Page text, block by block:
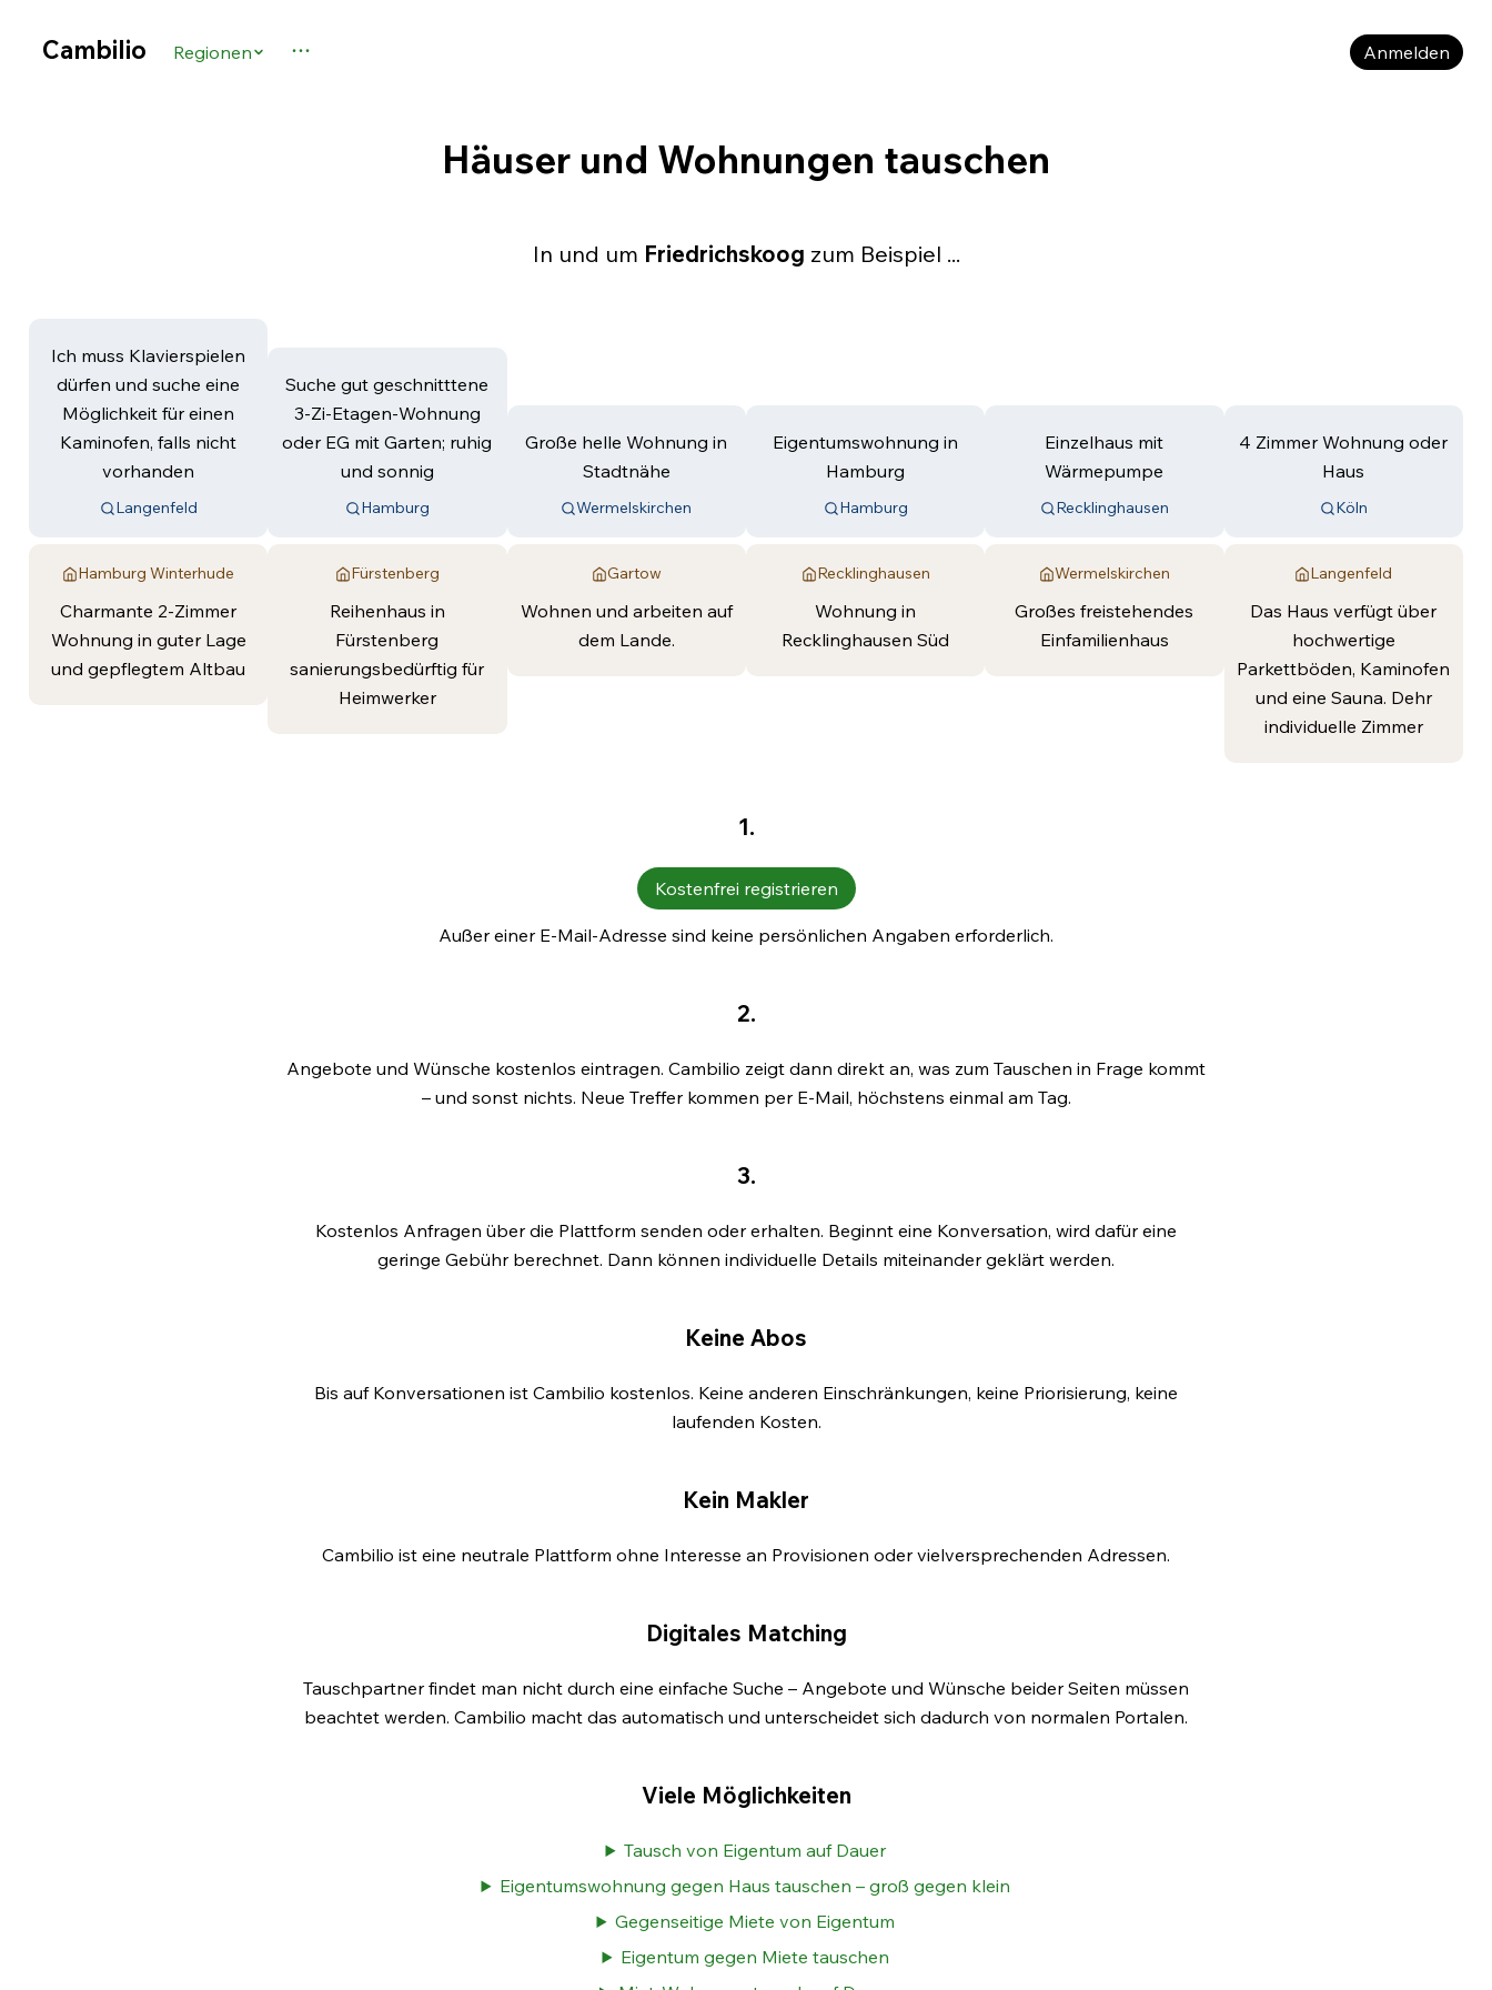
Cambilio Regionen Anmelden
Häuser und Wohnungen tauschen
In und um Friedrichskoog zum Beispiel ...
Ich muss Klavierspielen
dürfen und suche eine
Möglichkeit für einen
Kaminofen, falls nicht
vorhanden
Langenfeld
Suche gut geschnitttene
3-Zi-Etagen-Wohnung
oder EG mit Garten; ruhig
und sonnig
Hamburg
Große helle Wohnung in
Stadtnähe
Wermelskirchen
Eigentumswohnung in
Hamburg
Hamburg
Einzelhaus mit
Wärmepumpe
Recklinghausen
4 Zimmer Wohnung oder
Haus
Köln
Hamburg Winterhude
Charmante 2-Zimmer
Wohnung in guter Lage
und gepflegtem Altbau
Fürstenberg
Reihenhaus in
Fürstenberg
sanierungsbedürftig für
Heimwerker
Gartow
Wohnen und arbeiten auf
dem Lande.
Recklinghausen
Wohnung in
Recklinghausen Süd
Wermelskirchen
Großes freistehendes
Einfamilienhaus
Langenfeld
Das Haus verfügt über
hochwertige
Parkettböden, Kaminofen
und eine Sauna. Dehr
individuelle Zimmer
1.
Kostenfrei registrieren
Außer einer E-Mail-Adresse sind keine persönlichen Angaben erforderlich.
2.
Angebote und Wünsche kostenlos eintragen. Cambilio zeigt dann direkt an, was zum Tauschen in Frage kommt
– und sonst nichts. Neue Treffer kommen per E-Mail, höchstens einmal am Tag.
3.
Kostenlos Anfragen über die Plattform senden oder erhalten. Beginnt eine Konversation, wird dafür eine
geringe Gebühr berechnet. Dann können individuelle Details miteinander geklärt werden.
Keine Abos
Bis auf Konversationen ist Cambilio kostenlos. Keine anderen Einschränkungen, keine Priorisierung, keine
laufenden Kosten.
Kein Makler
Cambilio ist eine neutrale Plattform ohne Interesse an Provisionen oder vielversprechenden Adressen.
Digitales Matching
Tauschpartner findet man nicht durch eine einfache Suche – Angebote und Wünsche beider Seiten müssen
beachtet werden. Cambilio macht das automatisch und unterscheidet sich dadurch von normalen Portalen.
Viele Möglichkeiten
Tausch von Eigentum auf Dauer
Eigentumswohnung gegen Haus tauschen – groß gegen klein
Gegenseitige Miete von Eigentum
Eigentum gegen Miete tauschen